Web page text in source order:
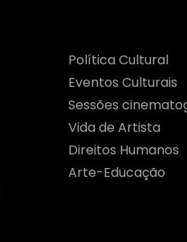
Política Cultural
Eventos Culturais
Sessões
Vida de Artista
Direitos Humanos
Arte-Educação